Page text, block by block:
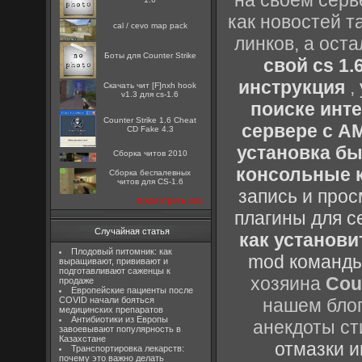
cal / cevo map pack
Боты для Counter Strike
Скачать чит [F]nxh hook
v1.3 для cs-1.6
Counter Strike 1.6 Cheat
CD Fake 4.3
Сборка читов 2010
Сборка беспалевных
читов для CS-1.6
посмотреть все
Случайная статья
Плодовый питомник: как
выращивают, прививают и
подготавливают саженцы к
продаже
Европейские пациенты после
COVID начали бояться
медицинских препаратов
Антибиотики из Европы
завоевывают популярность в
Казахстане
Транспортировка лекарств:
почему это важно делать
как новостей
линков, а
свой cs
инструкция ,
поиске
сервере с
установка
консольные
запись и
плагины для
как
mod
хозяина
нашем
анекдоты
отмазки